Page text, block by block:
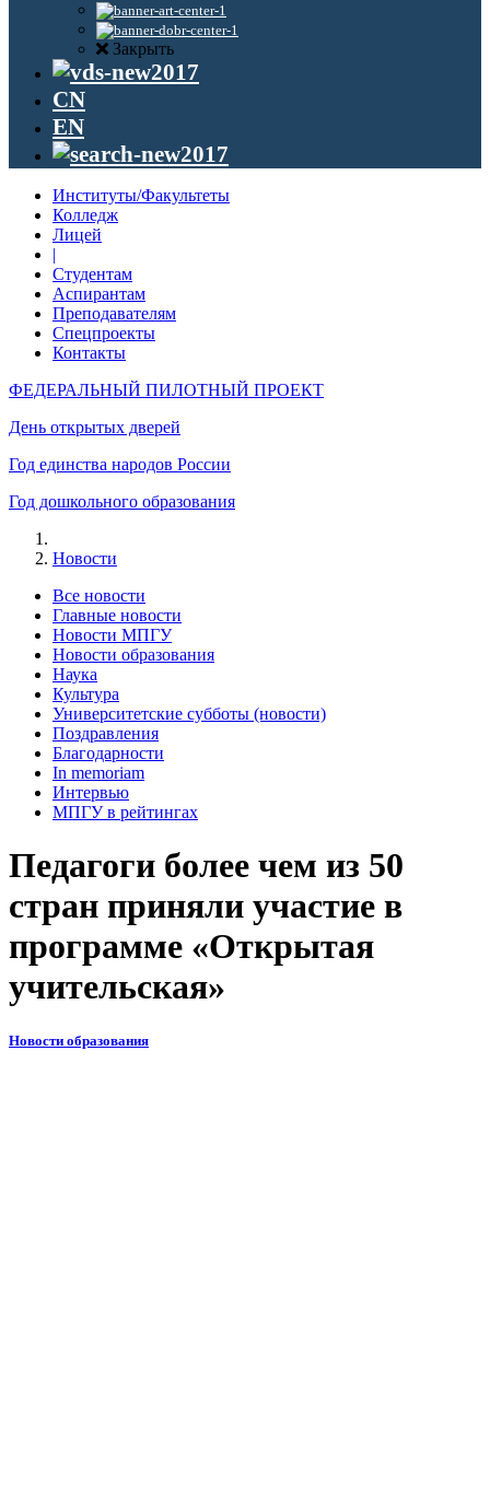
Закрыть
CN
EN
Институты/Факультеты
Колледж
Лицей
|
Студентам
Аспирантам
Преподавателям
Спецпроекты
Контакты
ФЕДЕРАЛЬНЫЙ ПИЛОТНЫЙ ПРОЕКТ
День открытых дверей
Год единства народов России
Год дошкольного образования
Новости
Все новости
Главные новости
Новости МПГУ
Новости образования
Наука
Культура
Университетские субботы (новости)
Поздравления
Благодарности
In memoriam
Интервью
МПГУ в рейтингах
Педагоги более чем из 50
стран приняли участие в
программе «Открытая
учительская»
Новости образования